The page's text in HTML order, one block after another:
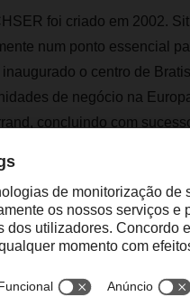
foi criado em 2002.
num ponto essencial
o centro de
de negócio na
concluindo com
europeia abrangente e
da DACHSER
diretas entre agências.
reforçam ainda mais
têm poucas rotas